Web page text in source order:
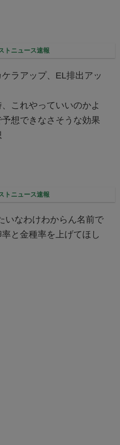
トニュース速報
ラアップ、EL排出アッ
これやっていいのかよ
想できなさそうな効果
トニュース速報
いなわけわからん名前で
と金種率を上げてほし